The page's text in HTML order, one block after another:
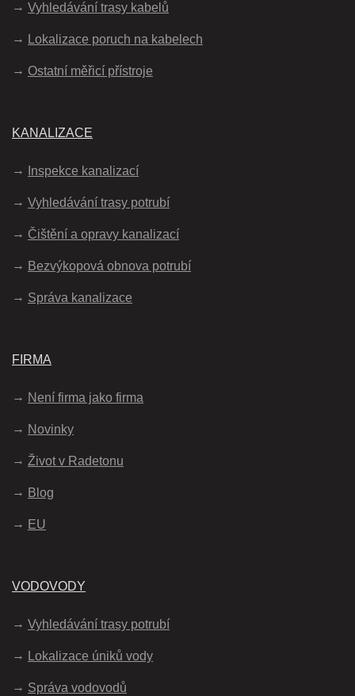
Vyhledávání trasy kabelů
Lokalizace poruch na kabelech
Ostatní měřicí přístroje
KANALIZACE
Inspekce kanalizací
Vyhledávání trasy potrubí
Čištění a opravy kanalizací
Bezvýkopová obnova potrubí
Správa kanalizace
FIRMA
Není firma jako firma
Novinky
Život v Radetonu
Blog
EU
VODOVODY
Vyhledávání trasy potrubí
Lokalizace úniků vody
Správa vodovodů